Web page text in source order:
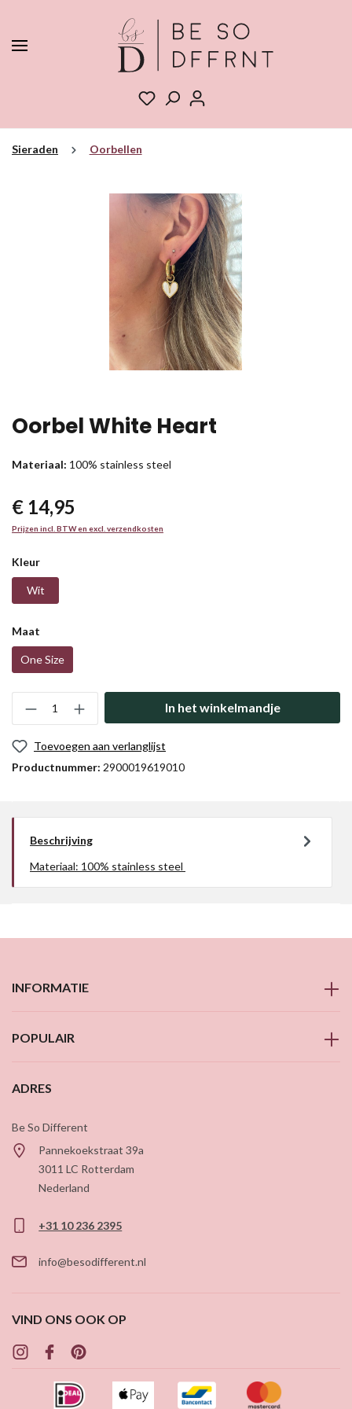
Sieraden Oorbellen
Oorbel White Heart
Materiaal: 100% stainless steel
€ 14,95
Prijzen incl. BTW en excl. verzendkosten
Kleur
Wit
Maat
One Size
In het winkelmandje
Toevoegen aan verlanglijst
Productnummer: 2900019619010
Beschrijving
Materiaal: 100% stainless steel
INFORMATIE
POPULAIR
ADRES
Be So Different
Pannekoekstraat 39a
3011 LC Rotterdam
Nederland
+31 10 236 2395
info@besodifferent.nl
VIND ONS OOK OP